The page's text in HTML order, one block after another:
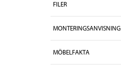
FILER
MONTERINGSANVISNING
MÖBELFAKTA